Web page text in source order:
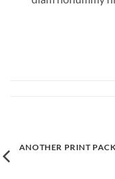
ANOTHER PRINT